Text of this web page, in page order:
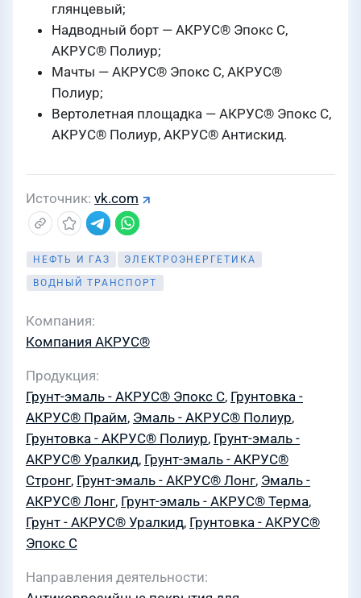
глянцевый;
Надводный борт — АКРУС® Эпокс С,
АКРУС® Полиур;
Мачты — АКРУС® Эпокс С, АКРУС®
Полиур;
Вертолетная площадка — АКРУС® Эпокс С,
АКРУС® Полиур, АКРУС® Антискид.
Источник vk.com
НЕФТЬ И ГАЗ ЭЛЕКТРОЭНЕРГЕТИКА
ВОДНЫЙ ТРАНСПОРТ
Компания
Компания АКРУС®
Продукция
Грунт-эмаль - АКРУС® Эпокс С, Грунтовка -
АКРУС® Прайм, Эмаль - АКРУС® Полиур,
Грунтовка - АКРУС® Полиур, Грунт-эмаль -
АКРУС® Уралкид, Грунт-эмаль - АКРУС®
Стронг, Грунт-эмаль - АКРУС® Лонг, Эмаль -
АКРУС® Лонг, Грунт-эмаль - АКРУС® Терма,
Грунт - АКРУС® Уралкид, Грунтовка - АКРУС®
Эпокс С
Направления деятельности